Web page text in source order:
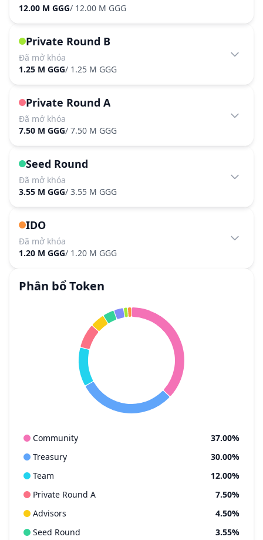
12.00 M GGG/ 12.00 M GGG
Private Round B
Đã mở khóa
1.25 M GGG/ 1.25 M GGG
Private Round A
Đã mở khóa
7.50 M GGG/ 7.50 M GGG
Seed Round
Đã mở khóa
3.55 M GGG/ 3.55 M GGG
IDO
Đã mở khóa
1.20 M GGG/ 1.20 M GGG
Phân bổ Token
Community
37.00%
Treasury
30.00%
Team
12.00%
Private Round A
7.50%
Advisors
4.50%
Seed Round
3.55%